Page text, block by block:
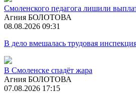
Смоленского педагога лишили
Агния БОЛОТОВА
08.08.2026 09:31
В дело вмешалась трудовая
В Смоленске спадёт жара
Агния БОЛОТОВА
07.08.2026 17:15